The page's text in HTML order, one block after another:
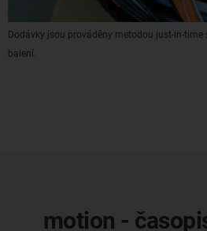
Dodávky jsou prováděny metodou just-in-
balení.
motion -